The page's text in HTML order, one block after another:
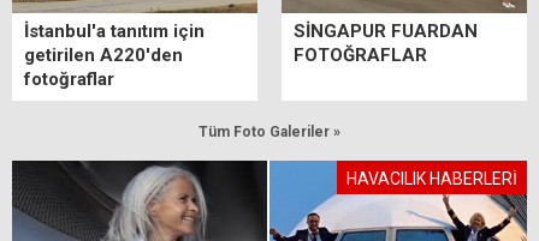
İstanbul'a tanıtım için
getirilen A220'den
fotoğraflar
SİNGAPUR FUARDAN
FOTOĞRAFLAR
Tüm Foto Galeriler »
HAVACILIK HABERLERİ